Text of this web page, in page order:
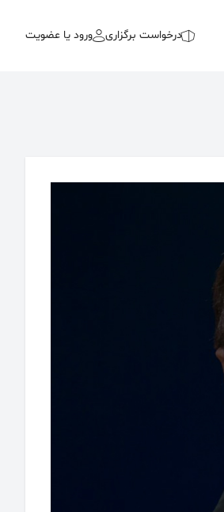
درخواست برگزاری ورود یا عضویت